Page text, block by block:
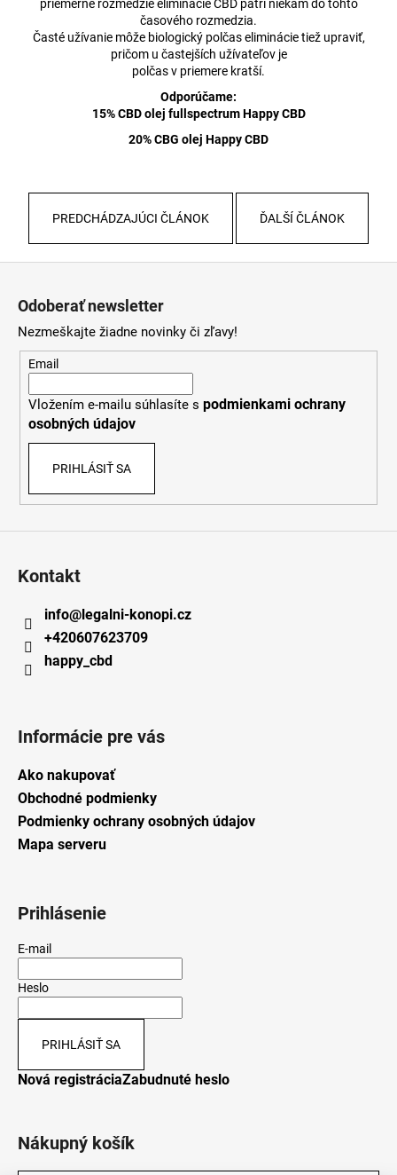
priemerné rozmedzie eliminácie CBD patrí niekam do tohto
časového rozmedzia.
Časté užívanie môže biologický polčas eliminácie tiež upraviť,
pričom u častejších užívateľov je
polčas v priemere kratší.
Odporúčame:
15% CBD olej fullspectrum Happy CBD
20% CBG olej Happy CBD
PREDCHÁDZAJÚCI ČLÁNOK ĎALŠÍ ČLÁNOK
Odoberať newsletter
Nezmeškajte žiadne novinky či zľavy!
Email
Vložením e-mailu súhlasíte s podmienkami ochrany
osobných údajov
PRIHLÁSIŤ SA
Kontakt
info@legalni-konopi.cz
+420607623709
happy_cbd
Informácie pre vás
Ako nakupovať
Obchodné podmienky
Podmienky ochrany osobných údajov
Mapa serveru
Prihlásenie
E-mail
Heslo
PRIHLÁSIŤ SA
Nová registráciaZabudnuté heslo
Nákupný košík